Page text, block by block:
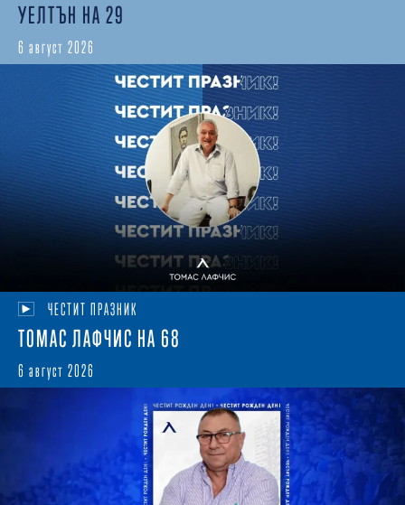
УЕЛТЪН НА 29
6 август 2026
ЧЕСТИТ ПРАЗНИК
ТОМАС ЛАФЧИС НА 68
6 август 2026